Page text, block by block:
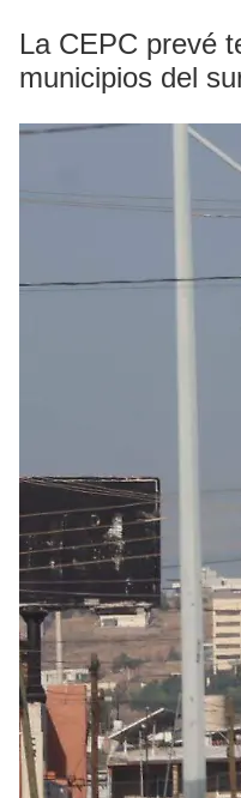
La CEPC prevé
municipios del